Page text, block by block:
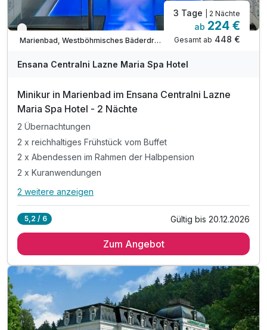
Verfügbar bis Dezember
Marienbad, Westböhmisches Bäderdreieck
3 Tage | 2 Nächte
ab 224 €
Gesamt ab 448 €
Ensana Centralni Lazne Maria Spa Hotel
Minikur in Marienbad im Ensana Centralni Lazne
Maria Spa Hotel - 2 Nächte
2 Übernachtungen
2 x reichhaltiges Frühstück vom Buffet
2 x Abendessen im Rahmen der Halbpension
2 x Kuranwendungen
Alle Inklusivleistungen
2 x reichhaltiges Frühstück vom Buffet
2 x Kuranwendungen
Eintritt ins Schwimmbad mit Whirlpool und Sauna
inkl. WLAN Nutzung im Hotel
2 weitere anzeigen
5,2 / 6 Gültig bis 20.12.2026
Zum Angebot